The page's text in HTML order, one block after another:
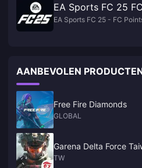
EA Sports FC 25
EA Sports FC 25 - FC
AANBEVOLEN
Free Fire Diamonds
GLOBAL
Garena Delta Force
TW